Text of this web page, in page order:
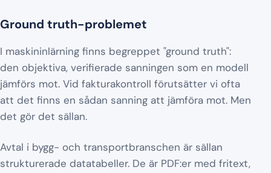
Ground truth-problemet
I maskininlärning finns begreppet "ground truth":
den objektiva, verifierade sanningen som en modell
jämförs mot. Vid fakturakontroll förutsätter vi ofta
att det finns en sådan sanning att jämföra mot. Men
det gör det sällan.
Avtal i bygg- och transportbranschen är sällan
strukturerade datatabeller. De är PDF:er med fritext,